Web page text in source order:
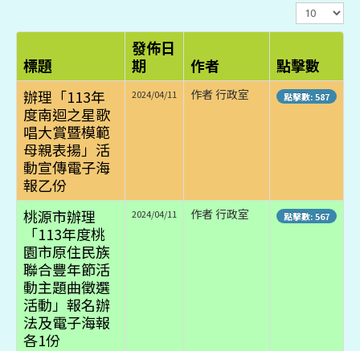
顯
示
數
標題
發佈日
期
作者
點擊數
辦理「113年
度南迴之星歌
唱大賞暨模範
母親表揚」活
動宣傳電子海
報乙份
2024/04/11 作者 行政室 點擊數: 587
桃源市辦理
「113年度桃
園市原住民族
聯合豐年節活
動主題曲徵選
活動」報名辦
法及電子海報
各1份
2024/04/11 作者 行政室 點擊數: 567